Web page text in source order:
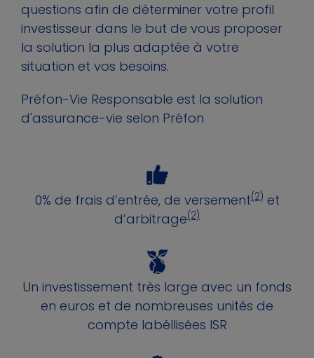
questions afin de déterminer votre profil
investisseur dans le but de vous proposer
la solution la plus adaptée à votre
situation et vos besoins.
Préfon-Vie Responsable est la solution
d'assurance-vie selon Préfon
0% de frais d’entrée, de versement(2)et
d’arbitrage(2)
Un investissement très large avec un fonds
en euros et de nombreuses unités de
compte labéllisées ISR